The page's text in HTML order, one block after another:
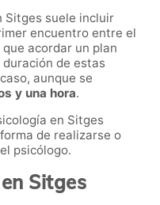
Sitges suele incluir
encuentro entre el
acordar un plan
de estas
aunque se
y una hora.
en Sitges
de realizarse o
psicólogo.
Sitges